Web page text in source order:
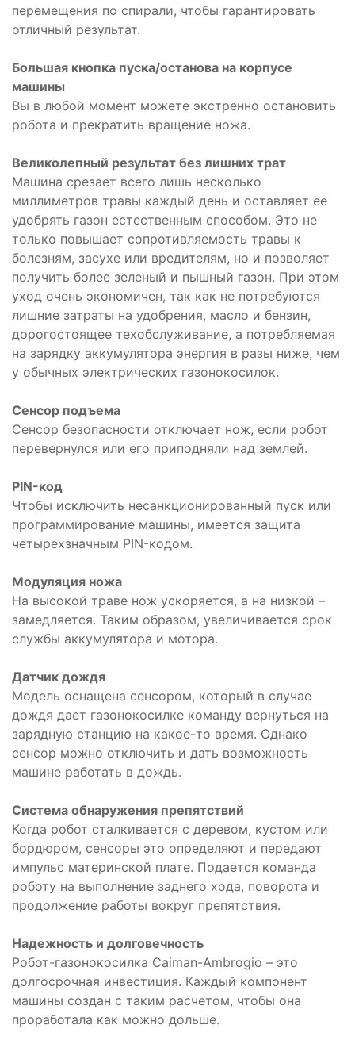
перемещения по спирали, чтобы гарантировать
отличный результат.
Большая кнопка пуска/останова на корпусе
машины
Вы в любой момент можете экстренно остановить
робота и прекратить вращение ножа.
Великолепный результат без лишних трат
Машина срезает всего лишь несколько
миллиметров травы каждый день и оставляет ее
удобрять газон естественным способом. Это не
только повышает сопротивляемость травы к
болезням, засухе или вредителям, но и позволяет
получить более зеленый и пышный газон. При этом
уход очень экономичен, так как не потребуются
лишние затраты на удобрения, масло и бензин,
дорогостоящее техобслуживание, а потребляемая
на зарядку аккумулятора энергия в разы ниже, чем
у обычных электрических газонокосилок.
Сенсор подъема
Сенсор безопасности отключает нож, если робот
перевернулся или его приподняли над землей.
PIN-код
Чтобы исключить несанкционированный пуск или
программирование машины, имеется защита
четырехзначным PIN-кодом.
Модуляция ножа
На высокой траве нож ускоряется, а на низкой –
замедляется. Таким образом, увеличивается срок
службы аккумулятора и мотора.
Датчик дождя
Модель оснащена сенсором, который в случае
дождя дает газонокосилке команду вернуться на
зарядную станцию на какое-то время. Однако
сенсор можно отключить и дать возможность
машине работать в дождь.
Система обнаружения препятствий
Когда робот сталкивается с деревом, кустом или
бордюром, сенсоры это определяют и передают
импульс материнской плате. Подается команда
роботу на выполнение заднего хода, поворота и
продолжение работы вокруг препятствия.
Надежность и долговечность
Робот-газонокосилка Caiman-Ambrogio – это
долгосрочная инвестиция. Каждый компонент
машины создан с таким расчетом, чтобы она
проработала как можно дольше.